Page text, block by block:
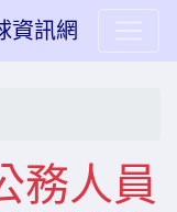
資訊網
務人員